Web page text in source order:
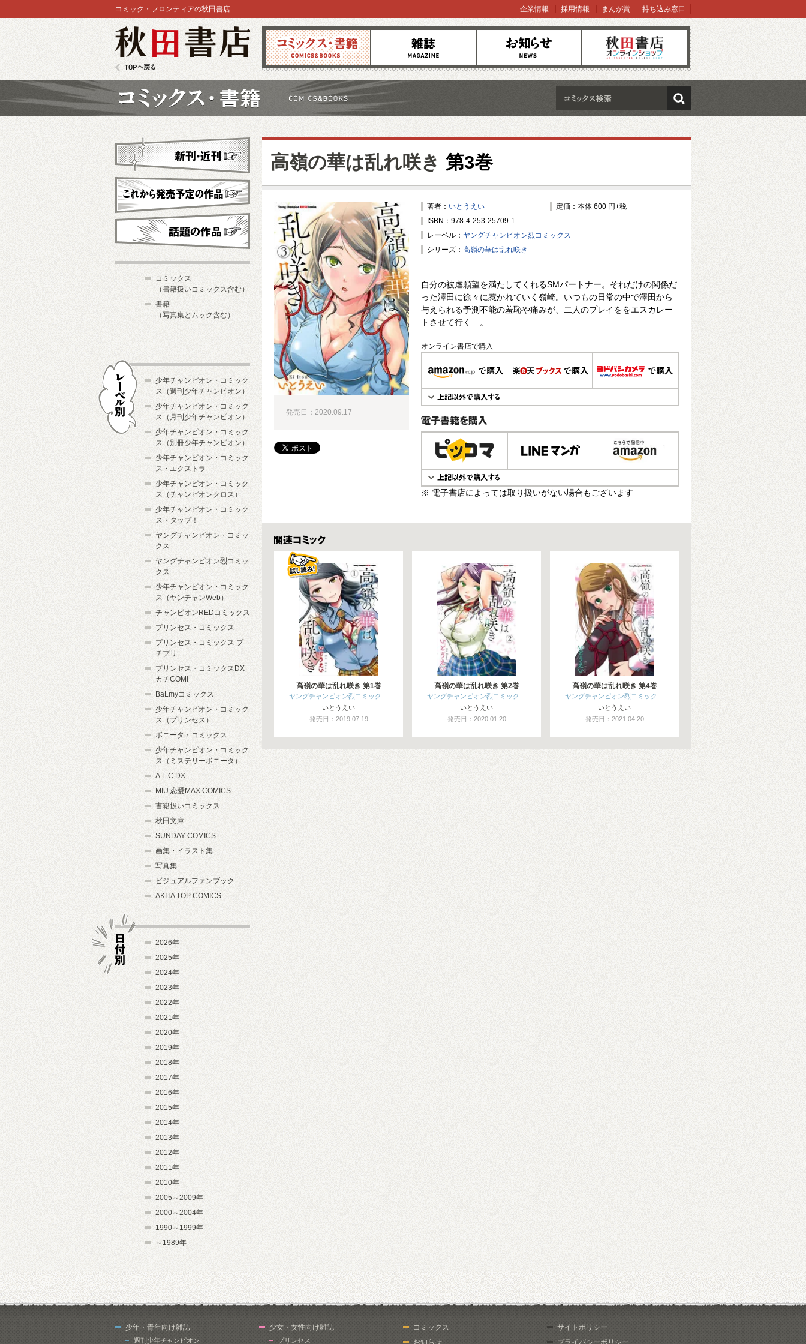
コミックス 雑誌 お知らせ オンラインショップ
コミック・フロンティアの秋田書店 企業情報 採用情報 まんが賞 持ち込み窓口
検索
高嶺の華は乱れ咲き 第3巻
著者： いとうえい
定価：本体 600 円+税
ISBN：978-4-253-25709-1
レーベル： ヤングチャンピオン烈コミックス
シリーズ： 高嶺の華は乱れ咲き
自分の被虐願望を満たしてくれるSMパートナー。それだけの関係だ
った澤田に徐々に惹かれていく嶺崎。いつもの日常の中で澤田から
与えられる予測不能の羞恥や痛みが、二人のプレイををエスカレー
トさせて行く…。
オンライン書店で購入
電子書籍で購入
※ 電子書店によっては取り扱いがない場合もございます
発売日：2020.09.17
関連コミックス
高嶺の華は乱れ咲き 第1巻
ヤングチャンピオン烈コミック…
いとうえい
発売日：2019.07.19
高嶺の華は乱れ咲き 第2巻
ヤングチャンピオン烈コミック…
いとうえい
発売日：2020.01.20
高嶺の華は乱れ咲き 第4巻
ヤングチャンピオン烈コミック…
いとうえい
発売日：2021.04.20
新刊・近刊
これから発売予定
コミックス
（書籍扱いコミックス含む）
書籍
（写真集とムック含む）
少年チャンピオン・コミック
ス（週刊少年チャンピオン）
少年チャンピオン・コミック
ス（月刊少年チャンピオン）
少年チャンピオン・コミック
ス（別冊少年チャンピオン）
少年チャンピオン・コミック
ス・エクストラ
少年チャンピオン・コミック
ス（チャンピオンクロス）
少年チャンピオン・コミック
ス・タップ！
ヤングチャンピオン・コミッ
クス
ヤングチャンピオン烈コミッ
クス
少年チャンピオン・コミック
ス（ヤンチャンWeb）
チャンピオンREDコミックス
プリンセス・コミックス
プリンセス・コミックス プ
チプリ
プリンセス・コミックスDX
カチCOMI
BaLmyコミックス
少年チャンピオン・コミック
ス（プリンセス）
ボニータ・コミックス
少年チャンピオン・コミック
ス（ミステリーボニータ）
A.L.C.DX
MIU 恋愛MAX COMICS
書籍扱いコミックス
秋田文庫
SUNDAY COMICS
画集・イラスト集
写真集
ビジュアルファンブック
AKITA TOP COMICS
2026年
2025年
2024年
2023年
2022年
2021年
2020年
2019年
2018年
2017年
2016年
2015年
2014年
2013年
2012年
2011年
2010年
2005～2009年
2000～2004年
1990～1999年
～1989年
少年・青年向け雑誌
週刊少年チャンピオン
少女・女性向け雑誌
プリンセス
コミックス
お知らせ
サイトポリシー
プライバシーポリシー